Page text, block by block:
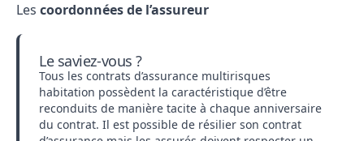
Les coordonnées de l’assureur
Le saviez-vous ?
Tous les contrats d’assurance multirisques
habitation possèdent la caractéristique d’être
reconduits de manière tacite à chaque anniversaire
du contrat. Il est possible de résilier son contrat